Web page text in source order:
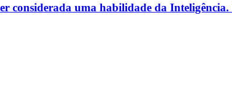
considerada uma habilidade da